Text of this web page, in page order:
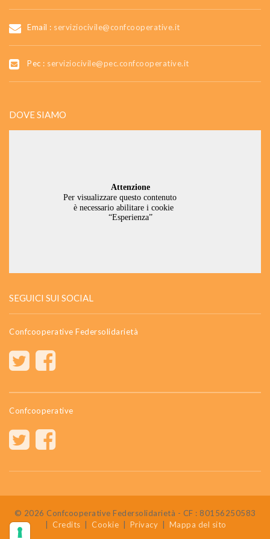
Email : serviziocivile@confcooperative.it
Pec : serviziocivile@pec.confcooperative.it
DOVE SIAMO
SEGUICI SUI SOCIAL
Confcooperative Federsolidarietà
Confcooperative
© 2026 Confcooperative Federsolidarietà - CF : 80156250583
Credits Cookie Privacy Mappa del sito